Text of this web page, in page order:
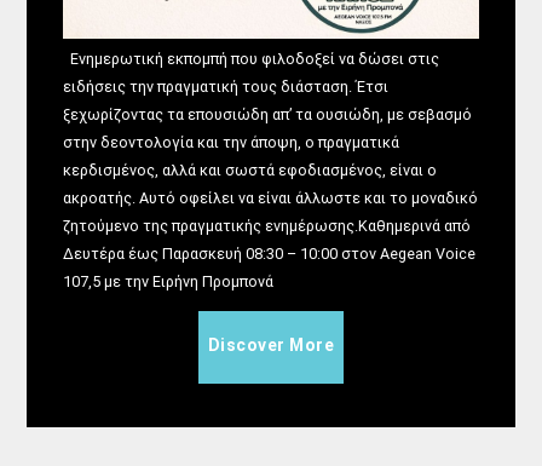
Ενημερωτική εκπομπή που φιλοδοξεί να δώσει στις
ειδήσεις την πραγματική τους διάσταση. Έτσι
ξεχωρίζοντας τα επουσιώδη απ’ τα ουσιώδη, με σεβασμό
στην δεοντολογία και την άποψη, ο πραγματικά
κερδισμένος, αλλά και σωστά εφοδιασμένος, είναι ο
ακροατής. Αυτό οφείλει να είναι άλλωστε και το μοναδικό
ζητούμενο της πραγματικής ενημέρωσης.Καθημερινά από
Δευτέρα έως Παρασκευή 08:30 – 10:00 στον Aegean Voice
107,5 με την Ειρήνη Προμπονά
Discover More